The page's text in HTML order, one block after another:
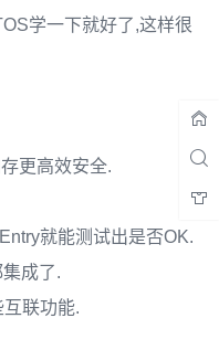
学一下就好了,这样很
更高效安全.
就能测试出是否OK.
成了.
联功能.